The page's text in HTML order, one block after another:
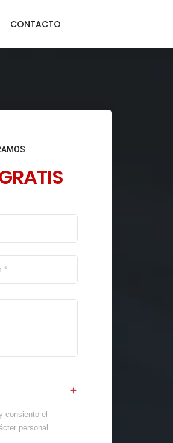
CONTACTO
consiento el
personal.